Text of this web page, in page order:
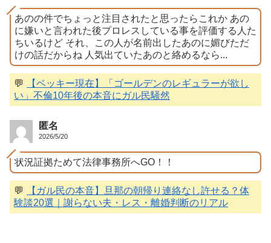
あのの件でちょっと注目されたと思ったらこれか あの
に嫌いと言われた後プロレスしている事を評価する人た
ちいるけど それ、この人が名前出したあのに媚びただ
けの話だからね 人気出ていたあのと絡めるなら...
💬
【ベッキー現在】「ゴールデンのレギュラーが欲し
い」不倫10年後の本音にガル民騒然
匿名
2026/5/20
状況証拠ためて法律事務所へGO！！
💬
【ガル民の本音】旦那の朝帰り連絡なし許せる？体
験談20選｜謝らない夫・レス・離婚判断のリアル